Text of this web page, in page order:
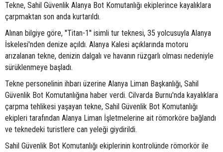
Tekne, Sahil Güvenlik Alanya Bot Komutanlığı ekiplerince kayalıklara
çarpmaktan son anda kurtarıldı.
Alınan bilgiye göre, ''Titan-1'' isimli tur teknesi, 35 yolcusuyla Alanya
İskelesi'nden denize açıldı. Alanya Kalesi açıklarında motoru
arızalanan tekne, denizin dalgalı ve havanın rüzgarlı olması nedeniyle
sürüklenmeye başladı.
Tekne personelinin ihbarı üzerine Alanya Liman Başkanlığı, Sahil
Güvenlik Bot Komutanlığına haber verdi. Cilvarda Burnu'nda kayalıklara
çarpma tehlikesi yaşayan tekne, Sahil Güvenlik Bot Komutanlığı
ekipleri tarafından Alanya Liman İşletmelerine ait römorköre bağlandı
ve teknedeki turistlere can yeleği giydirildi.
Sahil Güvenlik Bot Komutanlığı ekiplerinin kontrolünde römorkör ile